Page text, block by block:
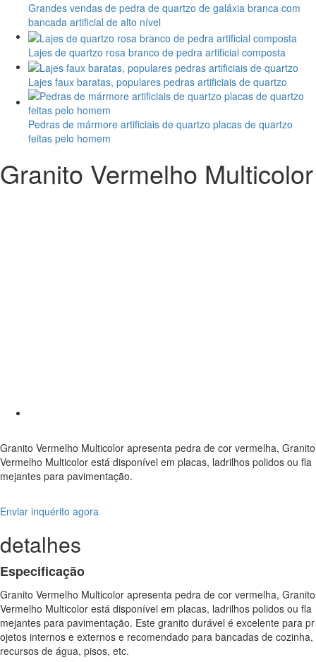
Grandes vendas de pedra de quartzo de galáxia branca com
bancada artificial de alto nível
Lajes de quartzo rosa branco de pedra artificial composta
Lajes faux baratas, populares pedras artificiais de quartzo
Pedras de mármore artificiais de quartzo placas de quartzo
feitas pelo homem
Granito Vermelho Multicolor
Granito Vermelho Multicolor apresenta pedra de cor vermelha, Granito
Vermelho Multicolor está disponível em placas, ladrilhos polidos ou fla
mejantes para pavimentação.
Enviar inquérito agora
detalhes
Especificação
Granito Vermelho Multicolor apresenta pedra de cor vermelha, Granito
Vermelho Multicolor está disponível em placas, ladrilhos polidos ou fla
mejantes para pavimentação. Este granito durável é excelente para pr
ojetos internos e externos e recomendado para bancadas de cozinha,
recursos de água, pisos, etc.